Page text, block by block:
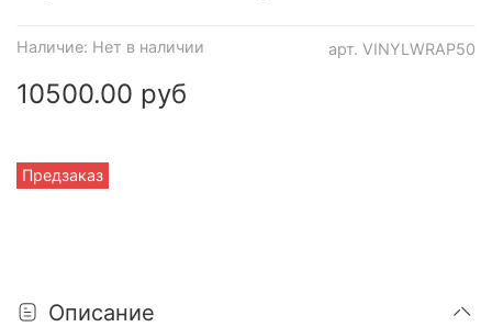
арт. VINYLWRAP50
Наличие: Нет в наличии
Предзаказ
10500.00 руб
Описание